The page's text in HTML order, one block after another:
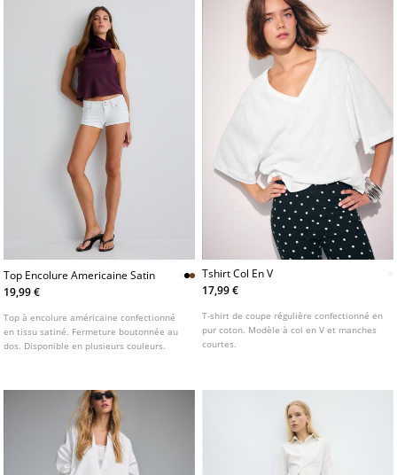
Top Encolure Americaine Satin
19,99 €
Top à encolure américaine confectionné
en tissu satiné. Fermeture boutonnée au
dos. Disponible en plusieurs couleurs.
Tshirt Col En V
17,99 €
T-shirt de coupe régulière confectionné en
pur coton. Modèle à col en V et manches
courtes.